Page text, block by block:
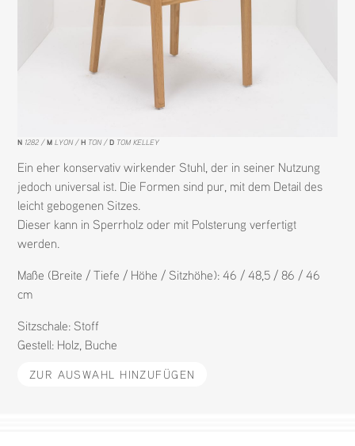
N 1282 M LYON H TON D TOM KELLEY
Ein eher konservativ wirkender Stuhl, der in seiner Nutzung
jedoch universal ist. Die Formen sind pur, mit dem Detail des
leicht gebogenen Sitzes.
Dieser kann in Sperrholz oder mit Polsterung verfertigt
werden.
Maße (Breite / Tiefe / Höhe / Sitzhöhe): 46 / 48,5 / 86 / 46
cm
Sitzschale: Stoff
Gestell: Holz, Buche